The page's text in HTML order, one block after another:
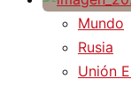
Mundo
Rusia
Unión